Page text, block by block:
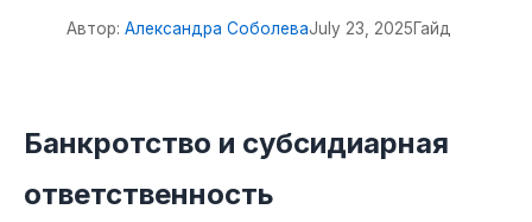
Автор: Александра СоболеваJuly 23, 2025Гайд
Банкротство и субсидиарная
ответственность